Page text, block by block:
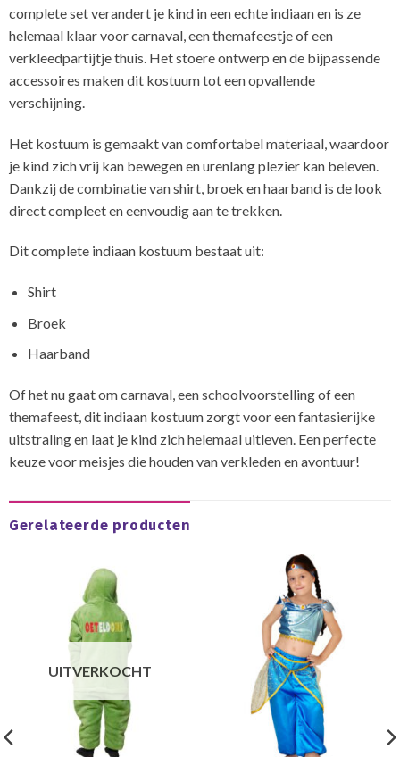
complete set verandert je kind in een echte indiaan en is ze
helemaal klaar voor carnaval, een themafeestje of een
verkleedpartijtje thuis. Het stoere ontwerp en de bijpassende
accessoires maken dit kostuum tot een opvallende
verschijning.
Het kostuum is gemaakt van comfortabel materiaal, waardoor
je kind zich vrij kan bewegen en urenlang plezier kan beleven.
Dankzij de combinatie van shirt, broek en haarband is de look
direct compleet en eenvoudig aan te trekken.
Dit complete indiaan kostuum bestaat uit:
Shirt
Broek
Haarband
Of het nu gaat om carnaval, een schoolvoorstelling of een
themafeest, dit indiaan kostuum zorgt voor een fantasierijke
uitstraling en laat je kind zich helemaal uitleven. Een perfecte
keuze voor meisjes die houden van verkleden en avontuur!
Gerelateerde producten
UITVERKOCHT